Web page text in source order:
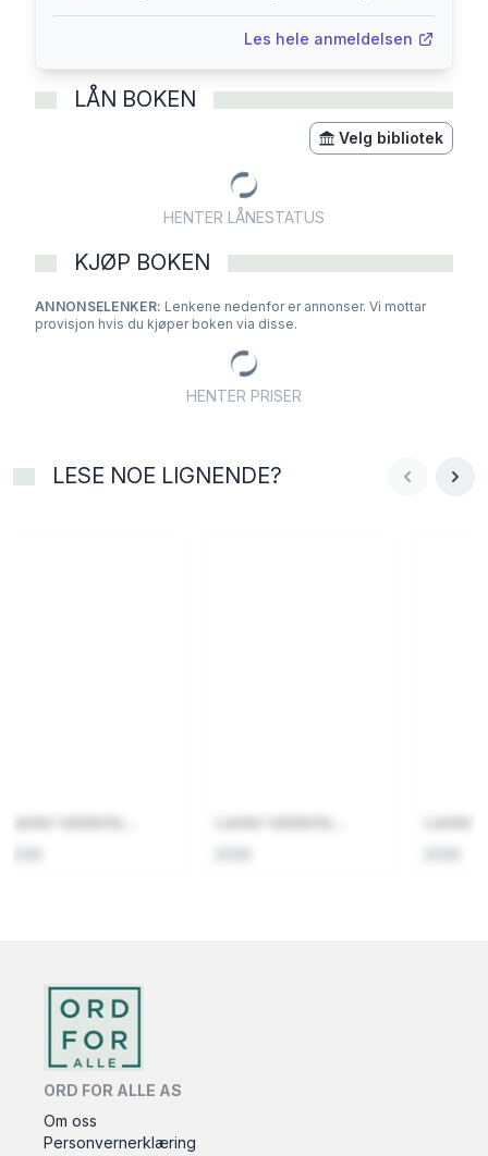
'Det åttende livet' blåser liv i min frosne, nordiske
sjel. Romanen er satt sammen av like deler blod
og begjær. Overgrep og kjærlighet. Svart hav og
sjokolade. Det er bare å la seg flyte med.» Knut
Les hele anmeldelsen
LÅN BOKEN
Velg bibliotek
HENTER LÅNESTATUS
KJØP BOKEN
ANNONSELENKER: Lenkene nedenfor er annonser. Vi mottar
provisjon hvis du kjøper boken via disse.
HENTER PRISER
LESE NOE LIGNENDE?
Laster relaterte... Laster relaterte... Laster
ORD FOR ALLE AS
Om oss
Personvernerklæring